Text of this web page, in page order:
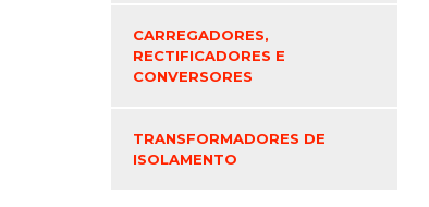
CARREGADORES,
RECTIFICADORES E
CONVERSORES
TRANSFORMADORES DE
ISOLAMENTO